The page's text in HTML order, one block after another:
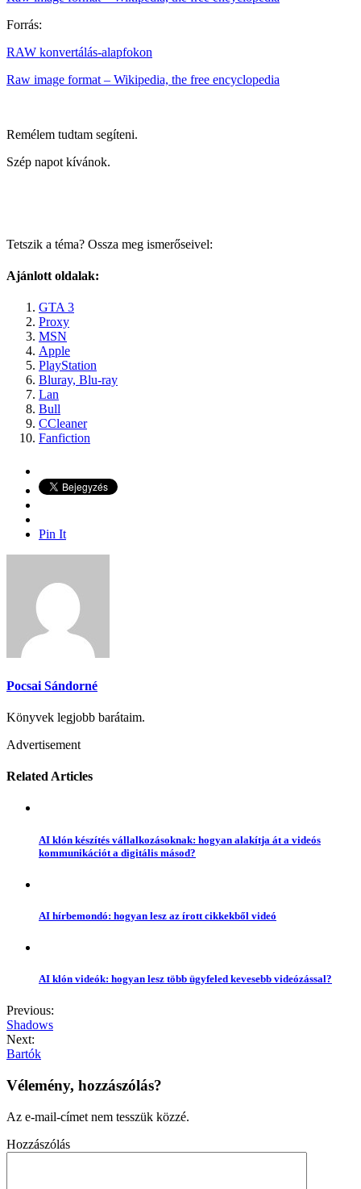
Forrás:
RAW konvertálás-alapfokon
Raw image format – Wikipedia, the free encyclopedia
Remélem tudtam segíteni.
Szép napot kívánok.
Tetszik a téma? Ossza meg ismerőseivel:
Ajánlott oldalak:
GTA 3
Proxy
MSN
Apple
PlayStation
Bluray, Blu-ray
Lan
Bull
CCleaner
Fanfiction
Pin It
Pocsai Sándorné
Könyvek legjobb barátaim.
Advertisement
Related Articles
AI klón készítés vállalkozásoknak: hogyan alakítja át a videós
kommunikációt a digitális másod?
AI hírbemondó: hogyan lesz az írott cikkekből videó
AI klón videók: hogyan lesz több ügyfeled kevesebb videózással?
Previous:
Shadows
Next:
Bartók
Vélemény, hozzászólás?
Az e-mail-címet nem tesszük közzé.
Hozzászólás